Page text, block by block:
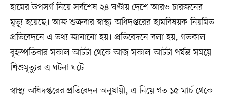
হামের উপসর্গ নিয়ে সর্বশেষ ২৪ ঘণ্টায় দেশে আরও চারজনের
মৃত্যু হয়েছে। আজ শুক্রবার স্বাস্থ্য অধিদপ্তরের হামবিষয়ক নিয়মিত
প্রতিবেদনে এ তথ্য জানানো হয়। প্রতিবেদনে বলা হয়, গতকাল
বৃহস্পতিবার সকাল আটটা থেকে আজ সকাল আটটা পর্যন্ত সময়ে
শিশুমৃত্যুর এ ঘটনা ঘটে।
স্বাস্থ্য অধিদপ্তরের প্রতিবেদন অনুযায়ী, এ নিয়ে গত ১৫ মার্চ থেকে